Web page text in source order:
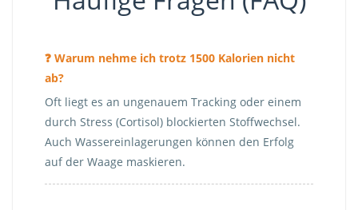
❓ Warum nehme ich trotz 1500 Kalorien nicht
ab?
Oft liegt es an ungenauem Tracking oder einem
durch Stress (Cortisol) blockierten Stoffwechsel.
Auch Wassereinlagerungen können den Erfolg
auf der Waage maskieren.